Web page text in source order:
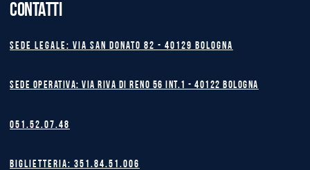
CONTATTI
Sede legale: Via San Donato 82 - 40129 BOLOGNA
Sede operativa: Via Riva di Reno 56 int.1 - 40122 BOLOGNA
051.52.07.48
Biglietteria: 351.84.51.006